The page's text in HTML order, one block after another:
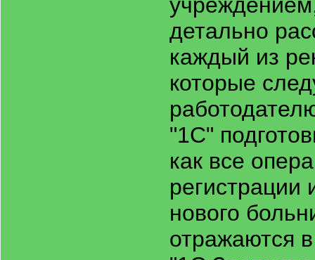
детально
каждый из
которые
"1С"
как все
регистрации
нового
отражаются